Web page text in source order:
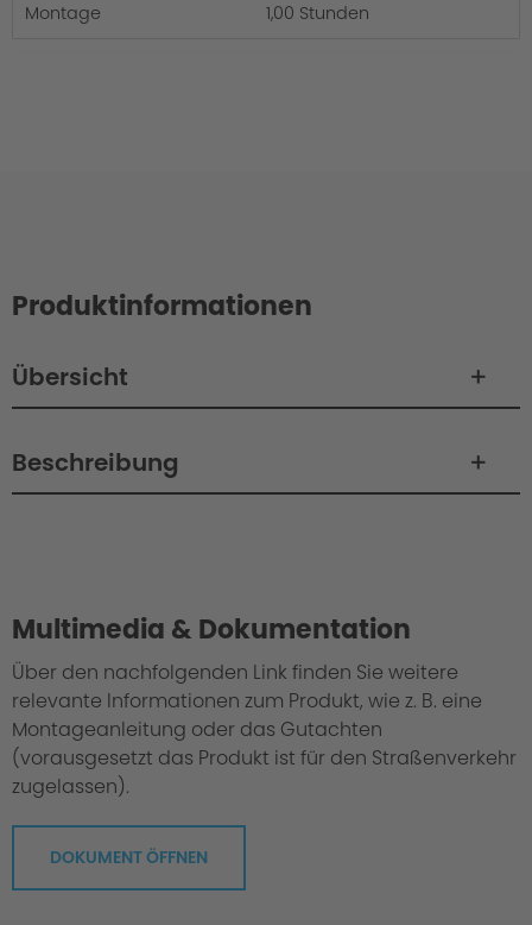
Montage
1,00 Stunden
Produktinformationen
Übersicht
Beschreibung
Multimedia & Dokumentation
Über den nachfolgenden Link finden Sie weitere
relevante Informationen zum Produkt, wie z. B. eine
Montageanleitung oder das Gutachten
(vorausgesetzt das Produkt ist für den Straßenverkehr
zugelassen).
DOKUMENT ÖFFNEN